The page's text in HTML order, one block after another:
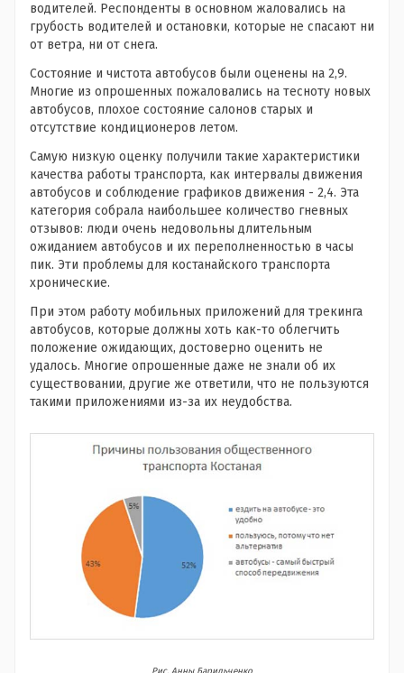
водителей. Респонденты в основном жаловались на
грубость водителей и остановки, которые не спасают ни
от ветра, ни от снега.
Состояние и чистота автобусов были оценены на 2,9.
Многие из опрошенных пожаловались на тесноту новых
автобусов, плохое состояние салонов старых и
отсутствие кондиционеров летом.
Самую низкую оценку получили такие характеристики
качества работы транспорта, как интервалы движения
автобусов и соблюдение графиков движения - 2,4. Эта
категория собрала наибольшее количество гневных
отзывов: люди очень недовольны длительным
ожиданием автобусов и их переполненностью в часы
пик. Эти проблемы для костанайского транспорта
хронические.
При этом работу мобильных приложений для трекинга
автобусов, которые должны хоть как-то облегчить
положение ожидающих, достоверно оценить не
удалось. Многие опрошенные даже не знали об их
существовании, другие же ответили, что не пользуются
такими приложениями из-за их неудобства.